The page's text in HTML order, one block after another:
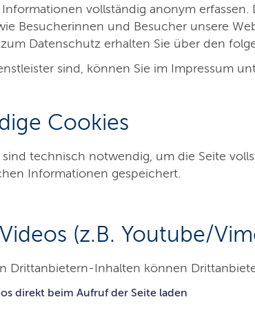
vollständig anonym
Besucherinnen und Besucher unsere
Datenschutz erhalten Sie über den
sind, können Sie im Impressum
Cookies
sind technisch notwendig, um die Seite
Informationen gespeichert.
(z.B. Youtube/
Drittanbietern-Inhalten können
direkt beim Aufruf der Seite laden
Besucher & Service